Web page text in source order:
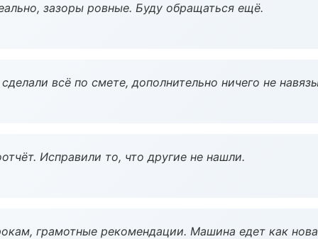
зазоры ровные. Буду обращаться ещё.
всё по смете, дополнительно ничего не
Исправили то, что другие не нашли.
грамотные рекомендации. Машина едет как